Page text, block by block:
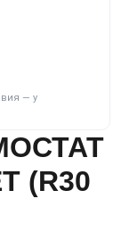
— у
(R30